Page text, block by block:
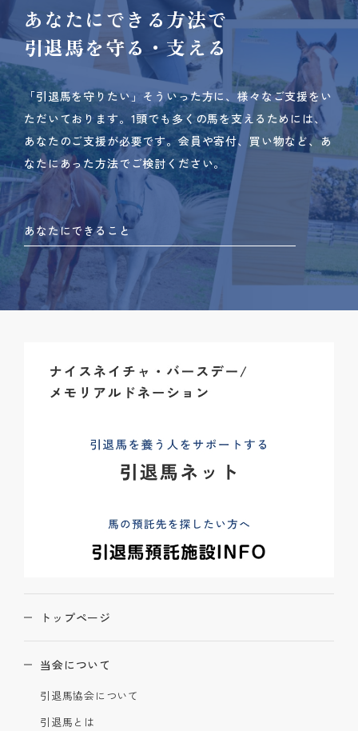
あなたにできる方法で
引退馬を守る・支える
「引退馬を守りたい」そういった方に、様々なご支援をい
ただいております。 1頭でも多くの馬を支えるためには、
あなたのご支援が必要です。 会員や寄付、買い物など、あ
なたにあった方法でご検討ください。
あなたにできること
トップページ
当会について
引退馬協会について
引退馬とは